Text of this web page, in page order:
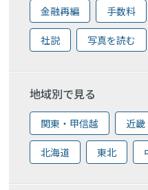
金融再編 手数料
社説 写真を読む
地域別で見る
関東・甲信越 近畿
北海道 東北